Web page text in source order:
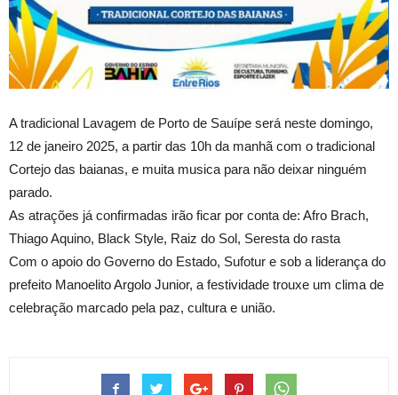
A tradicional Lavagem de Porto de Sauípe será neste domingo,
12 de janeiro 2025, a partir das 10h da manhã com o tradicional
Cortejo das baianas, e muita musica para não deixar ninguém
parado.
As atrações já confirmadas irão ficar por conta de: Afro Brach,
Thiago Aquino, Black Style, Raiz do Sol, Seresta do rasta
Com o apoio do Governo do Estado, Sufotur e sob a liderança do
prefeito Manoelito Argolo Junior, a festividade trouxe um clima de
celebração marcado pela paz, cultura e união.